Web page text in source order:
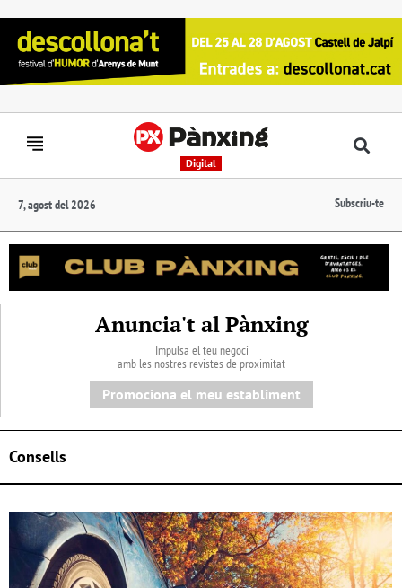
Digital
7, agost del 2026 Subscriu-te
Anuncia't al Pànxing
Impulsa el teu negoci
amb les nostres revistes de proximitat
Promociona el meu establiment
Consells